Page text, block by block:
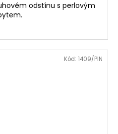
odstínu s perlovým
Kód: 1409/PIN